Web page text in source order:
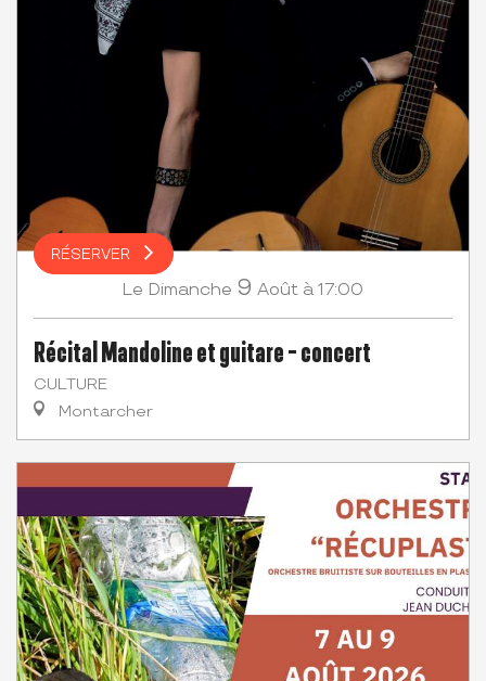
RÉSERVER
Le Dimanche 9 Août à 17:00
Récital Mandoline et guitare - concert
CULTURE
Montarcher